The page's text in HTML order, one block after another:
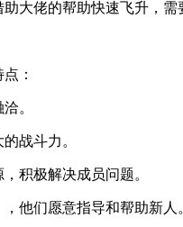
大佬的帮助快速飞升，需
：
。
战斗力。
积极解决成员问题。
他们愿意指导和帮助新人